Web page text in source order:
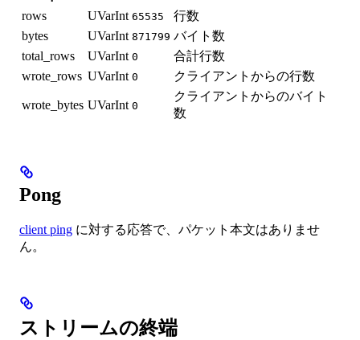
rows UVarInt 65535
行数
bytes
UVarInt 871799 バイト数
total_rows
UVarInt 0
合計行数
wrote_rows UVarInt 0 クライアントからの行数
wrote_bytes UVarInt 0
クライアントからのバイト
数
Pong
client ping に対する応答で、パケット本文はありませ
ん。
ストリームの終端